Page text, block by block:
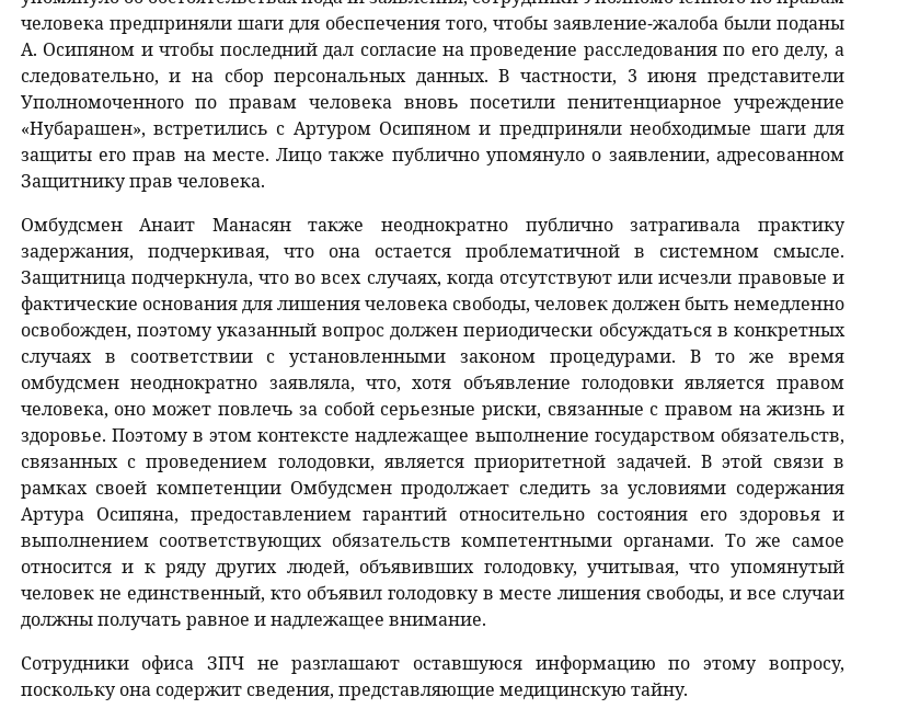
человека предприняли шаги для обеспечения того, чтобы заявление-жалоба были поданы
А. Осипяном и чтобы последний дал согласие на проведение расследования по его делу, а
следовательно, и на сбор персональных данных. В частности, 3 июня представители
Уполномоченного по правам человека вновь посетили пенитенциарное учреждение
«Нубарашен», встретились с Артуром Осипяном и предприняли необходимые шаги для
защиты его прав на месте. Лицо также публично упомянуло о заявлении, адресованном
Защитнику прав человека.
Омбудсмен Анаит Манасян также неоднократно публично затрагивала практику
задержания, подчеркивая, что она остается проблематичной в системном смысле.
Защитница подчеркнула, что во всех случаях, когда отсутствуют или исчезли правовые и
фактические основания для лишения человека свободы, человек должен быть немедленно
освобожден, поэтому указанный вопрос должен периодически обсуждаться в конкретных
случаях в соответствии с установленными законом процедурами. В то же время
омбудсмен неоднократно заявляла, что, хотя объявление голодовки является правом
человека, оно может повлечь за собой серьезные риски, связанные с правом на жизнь и
здоровье. Поэтому в этом контексте надлежащее выполнение государством обязательств,
связанных с проведением голодовки, является приоритетной задачей. В этой связи в
рамках своей компетенции Омбудсмен продолжает следить за условиями содержания
Артура Осипяна, предоставлением гарантий относительно состояния его здоровья и
выполнением соответствующих обязательств компетентными органами. То же самое
относится и к ряду других людей, объявивших голодовку, учитывая, что упомянутый
человек не единственный, кто объявил голодовку в месте лишения свободы, и все случаи
должны получать равное и надлежащее внимание.
Сотрудники офиса ЗПЧ не разглашают оставшуюся информацию по этому вопросу,
поскольку она содержит сведения, представляющие медицинскую тайну.